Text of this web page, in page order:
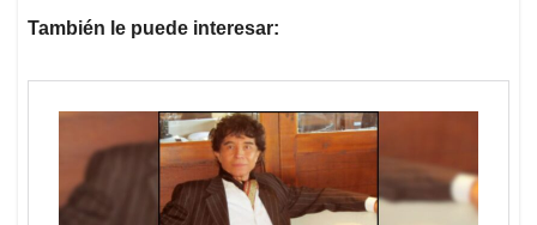
También le puede interesar: